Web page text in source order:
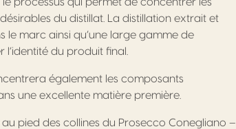
du distillat. La distillation extrait et
marc ainsi qu’une large gamme de
du produit final.
également les composants
une excellente matière première.
au pied des collines du Prosecco Conegliano –